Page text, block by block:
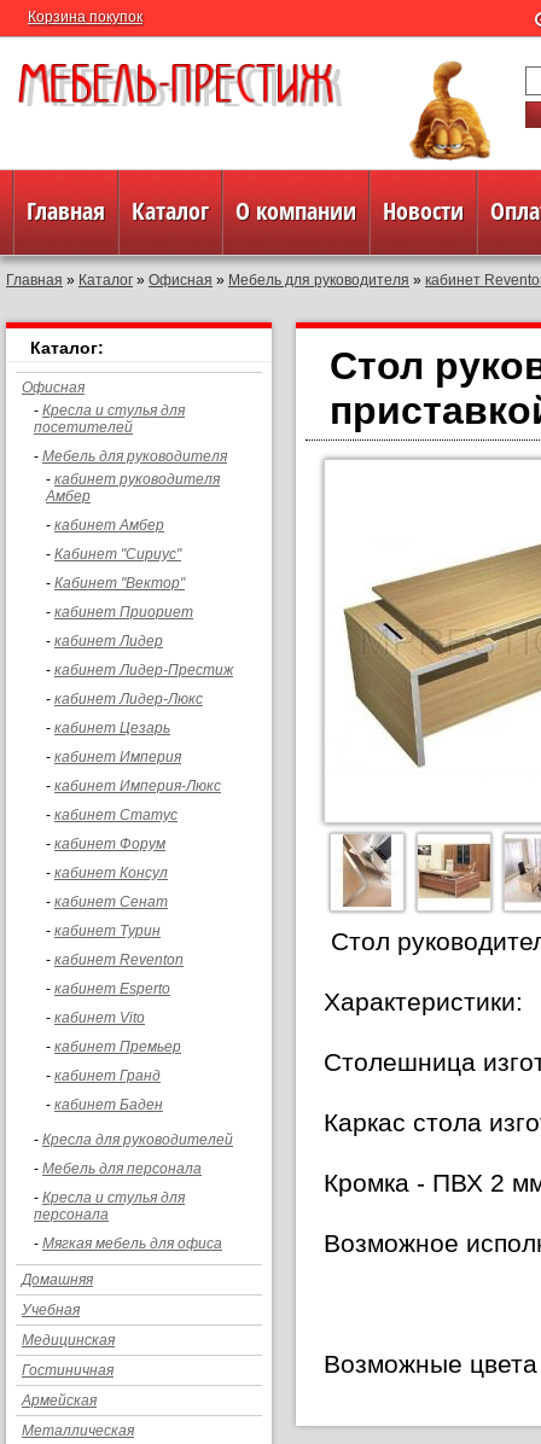
Корзина покупок
Главная Каталог О компании Новости
Главная » Каталог » Офисная » Мебель для руководителя » кабинет
Каталог:
Офисная
- Кресла и стулья для
посетителей
- Мебель для руководителя
- кабинет руководителя
Амбер
- кабинет Амбер
- Кабинет "Сириус"
- Кабинет "Вектор"
- кабинет Приориет
- кабинет Лидер
- кабинет Лидер-Престиж
- кабинет Лидер-Люкс
- кабинет Цезарь
- кабинет Империя
- кабинет Империя-Люкс
- кабинет Статус
- кабинет Форум
- кабинет Консул
- кабинет Cенат
- кабинет Турин
- кабинет Reventon
- кабинет Esperto
- кабинет Vito
- кабинет Премьер
- кабинет Гранд
- кабинет Баден
- Кресла для руководителей
- Мебель для персонала
- Кресла и стулья для
персонала
- Мягкая мебель для офиса
Домашняя
Учебная
Медицинская
Гостиничная
Армейская
Металлическая
Стол
Стол
Характеристики:
Столешница
Каркас стола
Кромка - ПВХ 2
Возможное
Возможные